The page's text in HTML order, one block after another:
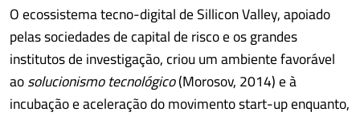
O ecossistema tecno-digital de Sillicon Valley, apoiado
pelas sociedades de capital de risco e os grandes
institutos de investigação, criou um ambiente favorável
aosolucionismo tecnológico(Morosov, 2014) e à
incubação e aceleração do movimento start-up enquanto,